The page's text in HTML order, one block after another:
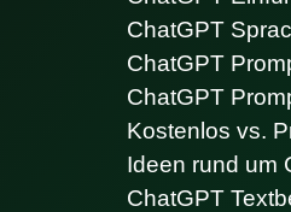
ChatGPT
ChatGPT
ChatGPT
Kostenlos vs.
Ideen rund um
ChatGPT